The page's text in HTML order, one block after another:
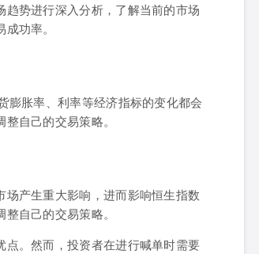
势进行深入分析，了解当前的市场
功率。
膨胀率、利率等经济指标的变化都会
自己的交易策略。
产生重大影响，进而影响恒生指数
自己的交易策略。
。然而，投资者在进行喊单时需要